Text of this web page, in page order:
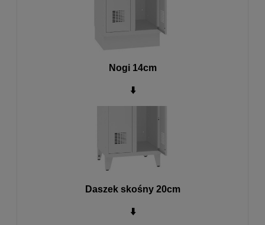
Nogi 14cm
⬇️
Daszek skośny 20cm
⬇️